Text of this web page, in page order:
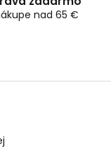
nad 65 €